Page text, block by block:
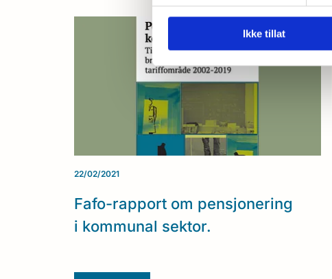
Ikke tillat
22/02/2021
Fafo-rapport om pensjonering
i kommunal sektor.